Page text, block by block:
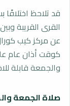
قد تلاحظ
القرى القريبة
عن مركز كيب
كوقت أذان عام
والجمعة قابلة
صلاة الجمعة